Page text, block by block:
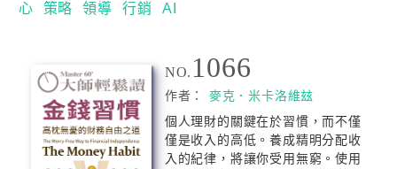
心 策略 領導 行銷 AI
NO. 1066
作者： 麥克．米卡洛維玆
個人理財的關鍵在於習慣，而不僅
僅是收入的高低。養成精明分配收
入的紀律，將讓你受用無窮。使用